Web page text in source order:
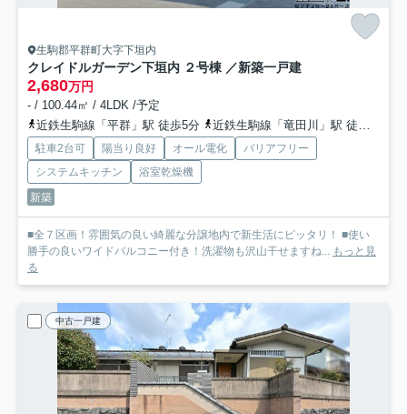
生駒郡平群町大字下垣内
クレイドルガーデン下垣内 ２号棟 ／新築一戸建
2,680万円
- / 100.44㎡ / 4LDK /予定
近鉄生駒線「平群」駅 徒歩5分
近鉄生駒線「竜田川」駅 徒歩15分
駐車2台可 陽当り良好 オール電化
バリアフリー
システムキッチン
浴室乾燥機
新築
■全７区画！雰囲気の良い綺麗な分譲地内で新生活にピッタリ！ ■使い
勝手の良いワイドバルコニー付き！洗濯物も沢山干せますね... もっと見
る
中古一戸建